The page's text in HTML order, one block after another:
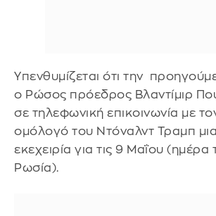
Υπενθυμίζεται ότι την
ο Ρώσος πρόεδρος Βλαντίμιρ
σε τηλεφωνική επικοινωνία με
ομόλογό του Ντόναλντ Τραμπ
εκεχειρία για τις 9 Μαΐου (ημέρα
Ρωσία).